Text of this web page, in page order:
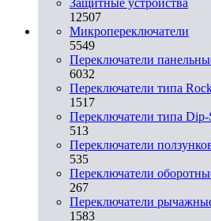
12507
Микропереключатели
5549
Переключатели
6032
Переключатели типа
1517
Переключатели типа Dip-
513
Переключатели
535
Переключатели
267
Переключатели
1583